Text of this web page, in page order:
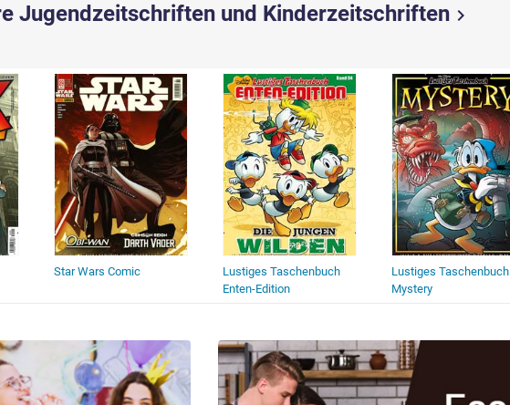
Jugendzeitschriften und Kinderzeitschriftenchevron_right
Star Wars Comic
Lustiges Taschenbuch
Enten-Edition
Lustiges Taschenbuch
Mystery